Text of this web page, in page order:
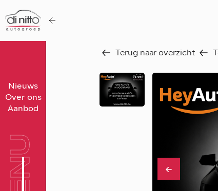
Nieuws
Over ons
Aanbod
Home
Nieuws
Terug naar overzicht